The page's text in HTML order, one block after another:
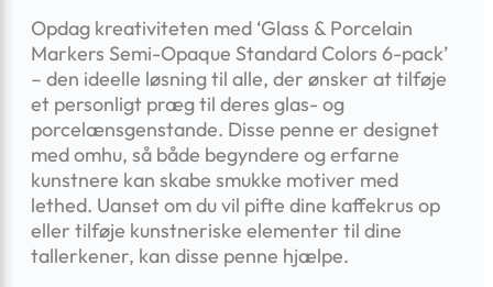
Opdag kreativiteten med ‘Glass & Porcelain
Markers Semi-Opaque Standard Colors 6-pack’
– den ideelle løsning til alle, der ønsker at tilføje
et personligt præg til deres glas- og
porcelænsgenstande. Disse penne er designet
med omhu, så både begyndere og erfarne
kunstnere kan skabe smukke motiver med
lethed. Uanset om du vil pifte dine kaffekrus op
eller tilføje kunstneriske elementer til dine
tallerkener, kan disse penne hjælpe.